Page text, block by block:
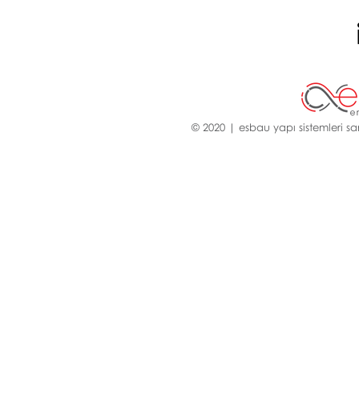
© 2020 | esbau yapı sistemleri